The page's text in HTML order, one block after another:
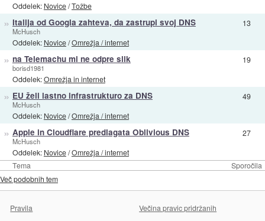
Tema Sporočila
Oddelek: Novice/Tožbe
» Italija od Googla zahteva, da zastrupi svoj DNS
McHusch
Oddelek: Novice/Omrežja / internet
13
» na Telemachu mi ne odpre slik
borisd1981
Oddelek:Omrežja in internet
19
» EU želi lastno infrastrukturo za DNS
McHusch
Oddelek: Novice/Omrežja / internet
49
» Apple in Cloudflare predlagata Oblivious DNS
McHusch
Oddelek: Novice/Omrežja / internet
27
Več podobnih tem
Pravila Večina pravic pridržanih